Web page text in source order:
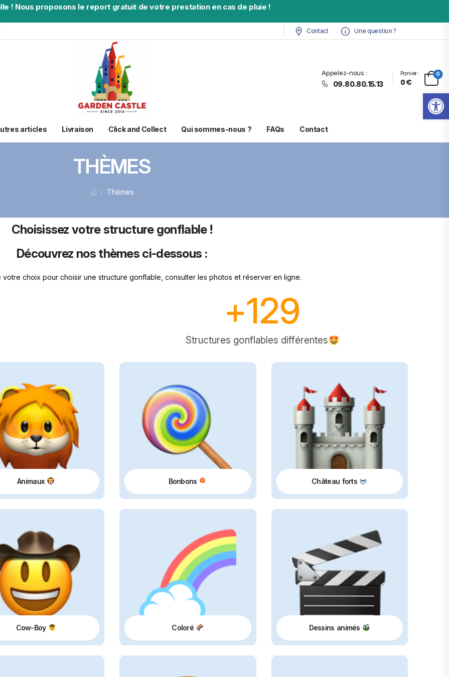
! Nous proposons le report gratuit de votre prestation en cas de pluie !
Contact Une question ?
Appelez-nous :
09.80.80.15.13
Panier :
0€
0
articles Livraison Click and Collect Qui sommes-nous ? FAQs Contact
THÈMES
/ Thèmes
Choisissez votre structure gonflable !
Découvrez nos thèmes ci-dessous :
votre choix pour choisir une structure gonflable, consulter les photos et réserver en ligne.
Structures gonflables différentes
+129
Animaux Bonbons Château forts
Cow-Boy Coloré Dessins animés